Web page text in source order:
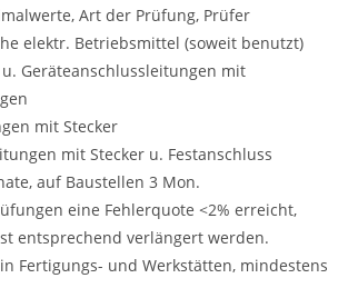
Art der Prüfung, Prüfer
elektr. Betriebsmittel (soweit benutzt)
Geräteanschlussleitungen mit
mit Stecker
mit Stecker u. Festanschluss
auf Baustellen 3 Mon.
eine Fehlerquote <2% erreicht,
entsprechend verlängert werden.
Fertigungs- und Werkstätten, mindestens